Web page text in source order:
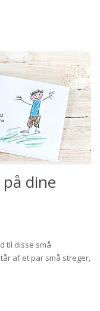
dine
til disse små
af et par små streger,